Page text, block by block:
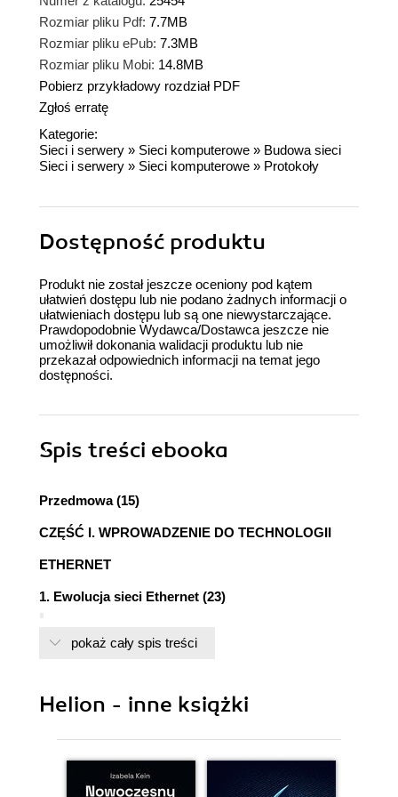
Rozmiar pliku Pdf: 7.7MB
Rozmiar pliku ePub: 7.3MB
Rozmiar pliku Mobi: 14.8MB
Pobierz przykładowy rozdział PDF
Zgłoś erratę
Kategorie:
Sieci i serwery » Sieci komputerowe » Budowa sieci
Sieci i serwery » Sieci komputerowe » Protokoły
Dostępność produktu
Produkt nie został jeszcze oceniony pod kątem
ułatwień dostępu lub nie podano żadnych informacji o
ułatwieniach dostępu lub są one niewystarczające.
Prawdopodobnie Wydawca/Dostawca jeszcze nie
umożliwił dokonania walidacji produktu lub nie
przekazał odpowiednich informacji na temat jego
dostępności.
Spis treści ebooka
Przedmowa (15)
CZĘŚĆ I. WPROWADZENIE DO TECHNOLOGII
ETHERNET
1. Ewolucja sieci Ethernet (23)
Sieć Aloha (24)
Przemiana Ethernetu - obsługa skrętki (26)
Przemiana Ethernetu - szybkość 1000 Mb/s
(28)
pokaż cały spis treści
Helion - inne książki